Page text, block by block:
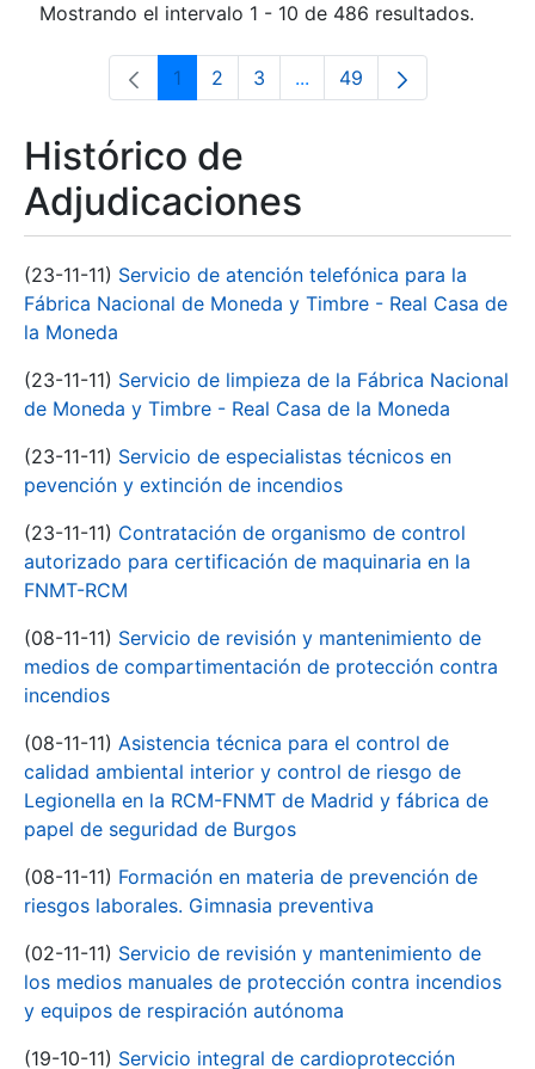
Mostrando el intervalo 1 - 10 de 486 resultados.
Página
1 Página
2 Página
3 ...Páginas intermedias Use
Página
49
Histórico de
Adjudicaciones
(23-11-11) Servicio de atención telefónica para la
Fábrica Nacional de Moneda y Timbre - Real Casa de
la Moneda
(23-11-11) Servicio de limpieza de la Fábrica Nacional
de Moneda y Timbre - Real Casa de la Moneda
(23-11-11) Servicio de especialistas técnicos en
pevención y extinción de incendios
(23-11-11) Contratación de organismo de control
autorizado para certificación de maquinaria en la
FNMT-RCM
(08-11-11) Servicio de revisión y mantenimiento de
medios de compartimentación de protección contra
incendios
(08-11-11) Asistencia técnica para el control de
calidad ambiental interior y control de riesgo de
Legionella en la RCM-FNMT de Madrid y fábrica de
papel de seguridad de Burgos
(08-11-11) Formación en materia de prevención de
riesgos laborales. Gimnasia preventiva
(02-11-11) Servicio de revisión y mantenimiento de
los medios manuales de protección contra incendios
y equipos de respiración autónoma
(19-10-11) Servicio integral de cardioprotección